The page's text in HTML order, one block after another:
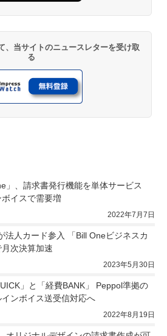
、当サイトのニュースレターを受け取
る
」、請求書発行機能を単体サービス
イスで需要増
2022年7月7日
法人カード参入 「Bill Oneビジネスカ
次決算加速
2023年5月30日
」と「経費BANK」 Peppol準拠の
ンボイス送受信対応へ
2022年8月19日